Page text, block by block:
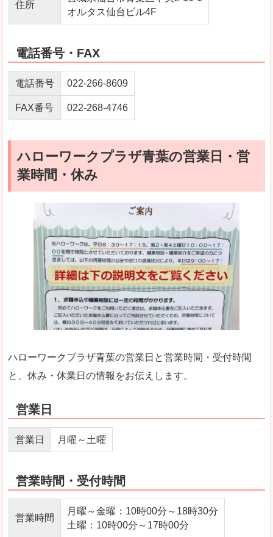
住所
オルタス仙台ビル4F
電話番号・FAX
電話番号 022-266-8609
FAX番号 022-268-4746
ハローワークプラザ青葉の営業日・営
業時間・休み
ハローワークプラザ青葉の営業日と営業時間・受付時間
と、休み・休業日の情報をお伝えします。
営業日
営業日 月曜～土曜
営業時間・受付時間
営業時間
月曜～金曜：10時00分～18時30分
土曜：10時00分～17時00分